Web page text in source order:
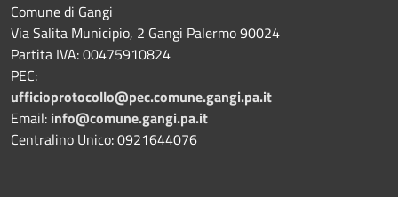
Comune di Gangi
Via Salita Municipio, 2 Gangi Palermo 90024
Partita IVA: 00475910824
PEC:
ufficioprotocollo@pec.comune.gangi.pa.it
Email: info@comune.gangi.pa.it
Centralino Unico: 0921644076